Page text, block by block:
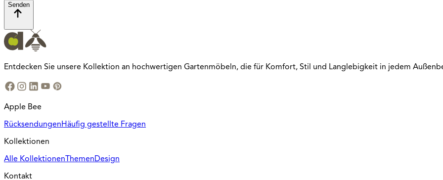
Senden
Entdecken Sie unsere Kollektion an hochwertigen Gartenmöbeln, die für Komfort, Stil und Langlebigkeit in jedem
Apple Bee
RücksendungenHäufig gestellte Fragen
Kollektionen
Alle Kollektionen ThemenDesign
Kontakt